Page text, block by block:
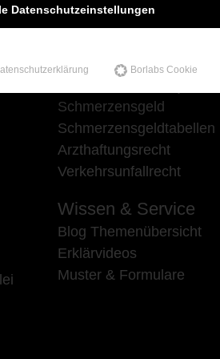
Unsere Schwerpunkte
Schmerzensgeld
Schmerzensgeldtabellen
Arzthaftungsrecht
Verkehrsunfallrecht
Wissen & Service
Blog Themenübersicht
Erklärvideos
Muster & Formulare
Datenschutzeinstellungen
Borlabs Cookie